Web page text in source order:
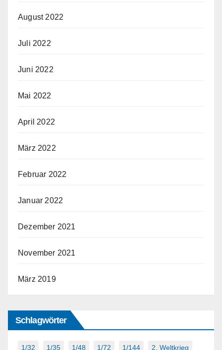
August 2022
Juli 2022
Juni 2022
Mai 2022
April 2022
März 2022
Februar 2022
Januar 2022
Dezember 2021
November 2021
März 2019
Schlagwörter
1/32 1/35 1/48 1/72 1/144 2. Weltkrieg